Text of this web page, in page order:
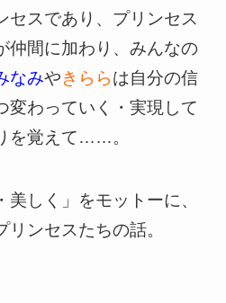
セスであり、プリンセス
仲間に加わり、みんなの
なみやきららは自分の信
変わっていく・実現して
を覚えて……。
美しく」をモットーに、
ンセスたちの話。